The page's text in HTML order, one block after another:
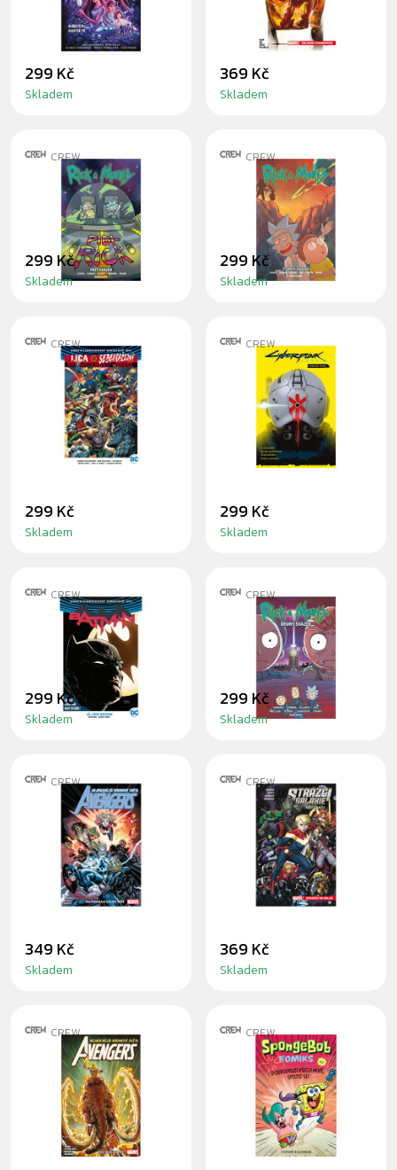
OHNĚM
299 Kč
Skladem
STARKOFÁG
369 Kč
Skladem
CREW
KOMIKS RICK A
MORTY 5
299 Kč
Skladem
CREW
KOMIKS RICK A
MORTY 4
299 Kč
Skladem
CREW
KOMIKS LIGA
SPRAVEDLNOSTI
SEBEVRAŽEDNÝ
ODDÍL 1
299 Kč
Skladem
CREW
KOMIKS
CYBERPUNK 2077:
TRAUMA TEAM
299 Kč
Skladem
CREW
KOMIKS BATMAN -
JÁ JSEM GOTHAM
299 Kč
Skladem
CREW
KOMIKS RICK A
MORTY 2
299 Kč
Skladem
CREW
KOMIKS
AVENGERS 4: NA
POKRAJI VÁLKY
349 Kč
Skladem
CREW
KOMIKS STRÁŽCI
GALAXIE - NOVÍ
STRÁŽCI 3:
STRÁŽCI VE
VÁLCE
369 Kč
Skladem
CREW
KOMIKS
AVENGERS 2:
SVĚTOVÉ TURNÉ
CREW
KOMIKS
SPONGEBOB 2:
DOBRODRUZI
VŠECH MOŘÍ,
SPOJTE SE!